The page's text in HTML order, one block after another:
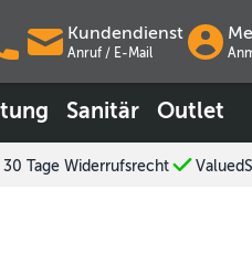
Kundendienst
Anruf / E-Mail
Sanitär Outlet
30 Tage Widerrufsrecht